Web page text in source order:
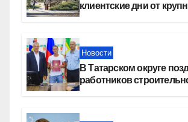
клиентские дни от
Новости
В Татарском округе
работников